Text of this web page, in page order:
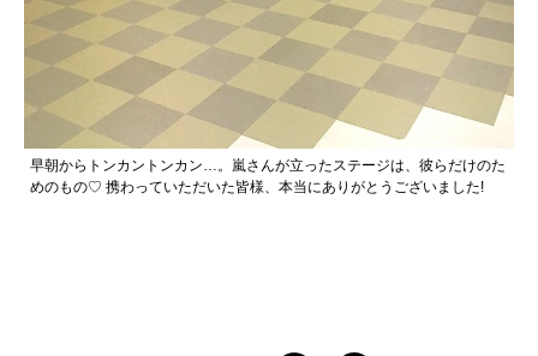
早朝からトンカントンカン…。嵐さんが立ったステージは、彼らだけのた
めのもの♡ 携わっていただいた皆様、本当にありがとうございました!